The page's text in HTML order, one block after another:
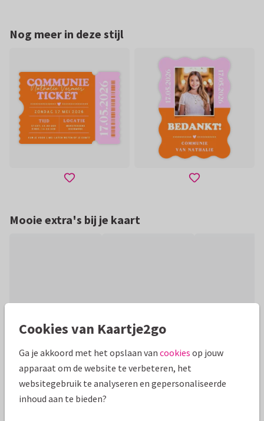
Nog meer in deze stijl
Mooie extra's bij je kaart
Productinformatie
Leuke trendy menukaart voor het communie etentje van een
Cookies van Kaartje2go
Ga je akkoord met het opslaan van cookies op jouw
apparaat om de website te verbeteren, het
websitegebruik te analyseren en gepersonaliseerde
inhoud aan te bieden?